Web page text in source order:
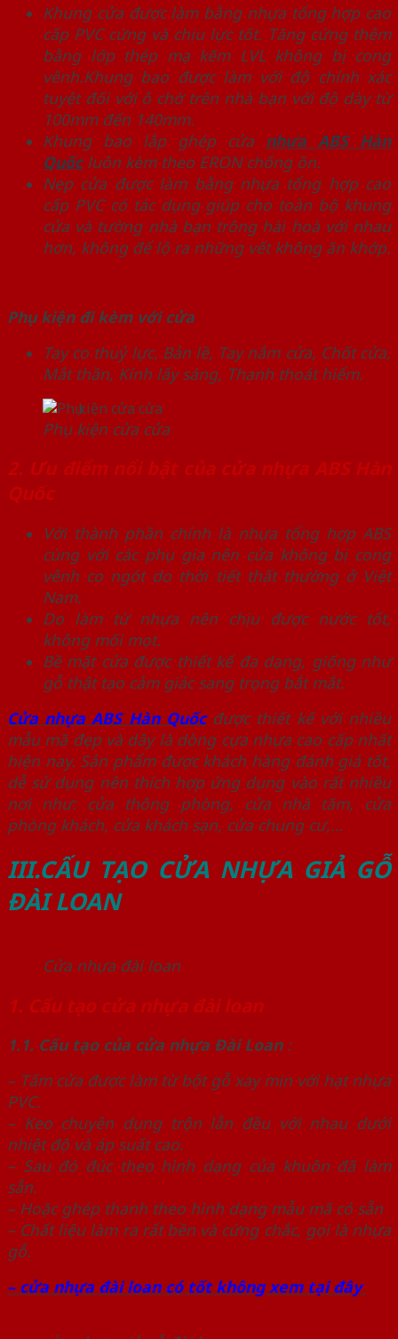
Khung cửa được làm bằng nhựa tổng hợp cao
cấp PVC cứng và chịu lực tốt. Tăng cứng thêm
bằng lớp thép mạ kẽm LVL không bị cong
vênh.Khung bao được làm với độ chính xác
tuyệt đối với ô chờ trên nhà bạn với độ dày từ
100mm đến 140mm.
Khung bao lắp ghép cửa nhựa ABS Hàn
Quốcluôn kèm theo ERON chống ồn.
Nẹp cửa được làm bằng nhựa tổng hợp cao
cấp PVC có tác dụng giúp cho toàn bộ khung
cửa và tường nhà bạn trông hài hoà với nhau
hơn, không để lộ ra những vết không ăn khớp.
Phụ kiện đi kèm với cửa
Tay co thuỷ lực, Bản lề, Tay nắm cửa, Chốt cửa,
Mắt thần, Kính lấy sáng, Thanh thoát hiểm.
Phụ kiện cửa cửa
2. Ưu điểm nổi bật của cửa nhựa ABS Hàn
Quốc
Với thành phần chính là nhựa tổng hợp ABS
cùng với các phụ gia nên cửa không bị cong
vênh co ngót do thời tiết thất thường ở Việt
Nam.
Do làm từ nhựa nên chịu được nước tốt,
không mối mọt.
Bề mặt cửa được thiết kế đa dạng, giống như
gỗ thật tạo cảm giác sang trọng bắt mắt.
Cửa nhựa ABS Hàn Quốcđược thiết kế với nhiều
mẫu mã đẹp và dây là dòng cựa nhựa cao cấp nhất
hiện nay. Sản phẩm được khách hàng đánh giá tốt,
dễ sử dụng nên thích hợp ứng dụng vào rất nhiều
nơi như: cửa thông phòng, cửa nhà tăm, cửa
phòng khách, cửa khách sạn, cửa chung cư,…
III.CẤU TẠO CỬA NHỰA GIẢ GỖ
ĐÀI LOAN
Cửa nhựa đài loan
1. Cấu tạo cửa nhựa đài loan
1.1. Cấu tạo của cửa nhựa Đài Loan:
– Tấm cửa được làm từ bột gỗ xay mịn với hạt nhựa
PVC.
– Keo chuyên dụng trộn lẫn đều với nhau dưới
nhiệt độ và áp suất cao.
– Sau đó đúc theo hình dạng của khuôn đã làm
sẵn.
– Hoặc ghép thanh theo hình dạng mẫu mã có sẵn
– Chất liệu làm ra rất bền và cứng chắc, gọi là nhựa
gỗ.
– cửa nhựa đài loan có tốt không xem tại đây